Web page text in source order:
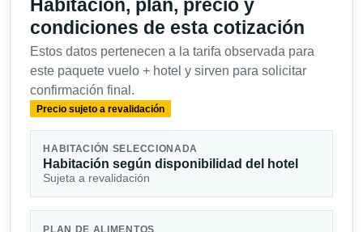
Habitación, plan, precio y
condiciones de esta cotización
Estos datos pertenecen a la tarifa observada para
este paquete vuelo + hotel y sirven para solicitar
confirmación final.
Precio sujeto a revalidación
HABITACIÓN SELECCIONADA
Habitación según disponibilidad del hotel
Sujeta a revalidación
PLAN DE ALIMENTOS